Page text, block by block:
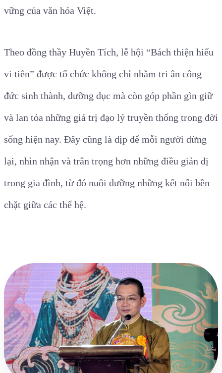
vững của văn hóa Việt.
Theo đồng thầy Huyền Tích, lễ hội “Bách thiện hiếu
vi tiên” được tổ chức không chỉ nhằm tri ân công
đức sinh thành, dưỡng dục mà còn góp phần gìn giữ
và lan tỏa những giá trị đạo lý truyền thống trong đời
sống hiện nay. Đây cũng là dịp để mỗi người dừng
lại, nhìn nhận và trân trọng hơn những điều giản dị
trong gia đình, từ đó nuôi dưỡng những kết nối bền
chặt giữa các thế hệ.